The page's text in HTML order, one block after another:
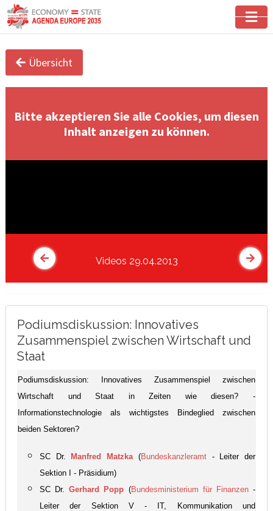
Übersicht
Bitte akzeptieren Sie alle Cookies, um diesen
Inhalt anzeigen zu können.
Videos 29.04.2013
Podiumsdiskussion: Innovatives
Zusammenspiel zwischen Wirtschaft und
Staat
Podiumsdiskussion: Innovatives Zusammenspiel zwischen
Wirtschaft und Staat in Zeiten wie diesen? -
Informationstechnologie als wichtigstes Bindeglied zwischen
beiden Sektoren?
SC Dr. Manfred Matzka (Bundeskanzleramt- Leiter der
Sektion I - Präsidium)
SC Dr.Gerhard Popp (Bundesministerium für Finanzen-
Leiter der Sektion V - IT, Kommunikation und